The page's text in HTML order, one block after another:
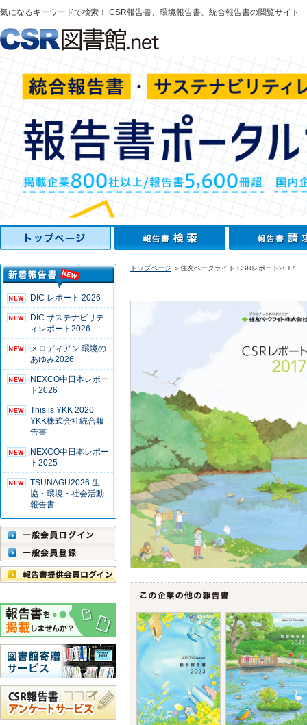
気になるキーワードで検索！ CSR報告書、環境報告書、統合報告書の閲覧サイト
DIC レポート 2026
DIC サステナビリテ
ィレポート2026
メロディアン 環境の
あゆみ2026
NEXCO中日本レポー
ト2026
This is YKK 2026
YKK株式会社統合報
告書
NEXCO中日本レポー
ト2025
TSUNAGU2026 生
協・環境・社会活動
報告書
トップページ ＞住友ベークライト CSRレポート2017